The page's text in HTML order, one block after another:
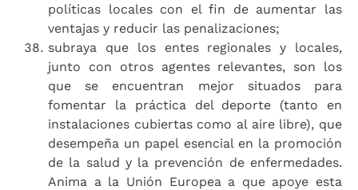
políticas locales con el fin de aumentar las
ventajas y reducir las penalizaciones;
subraya que los entes regionales y locales,
junto con otros agentes relevantes, son los
que se encuentran mejor situados para
fomentar la práctica del deporte (tanto en
instalaciones cubiertas como al aire libre), que
desempeña un papel esencial en la promoción
de la salud y la prevención de enfermedades.
Anima a la Unión Europea a que apoye esta